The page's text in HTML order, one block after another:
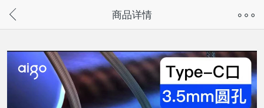
请通过微信或支付宝搜“奇兔客小程序”访问
商品详情